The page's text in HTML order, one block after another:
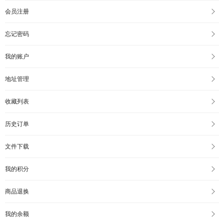
会员注册
忘记密码
我的账户
地址管理
收藏列表
历史订单
文件下载
我的积分
商品退换
我的余额